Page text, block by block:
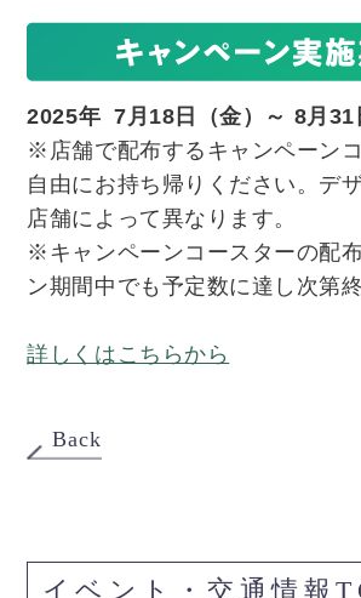
2025年 7月18日（金）～ 8月31
※店舗で配布するキャンペーン
自由にお持ち帰りください。デ
店舗によって異なります。
※キャンペーンコースターの配
ン期間中でも予定数に達し次第
詳しくはこちらから
Back
イベント・交通情報